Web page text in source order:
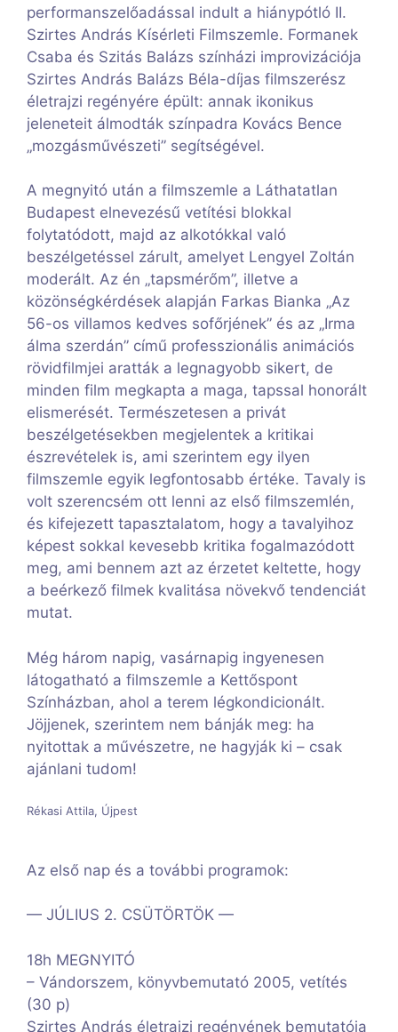
performanszelőadással indult a hiánypótló II.
Szirtes András Kísérleti Filmszemle. Formanek
Csaba és Szitás Balázs színházi improvizációja
Szirtes András Balázs Béla-díjas filmszerész
életrajzi regényére épült: annak ikonikus
jeleneteit álmodták színpadra Kovács Bence
„mozgásművészeti” segítségével.
A megnyitó után a filmszemle a Láthatatlan
Budapest elnevezésű vetítési blokkal
folytatódott, majd az alkotókkal való
beszélgetéssel zárult, amelyet Lengyel Zoltán
moderált. Az én „tapsmérőm”, illetve a
közönségkérdések alapján Farkas Bianka „Az
56-os villamos kedves sofőrjének” és az „Irma
álma szerdán” című professzionális animációs
rövidfilmjei aratták a legnagyobb sikert, de
minden film megkapta a maga, tapssal honorált
elismerését. Természetesen a privát
beszélgetésekben megjelentek a kritikai
észrevételek is, ami szerintem egy ilyen
filmszemle egyik legfontosabb értéke. Tavaly is
volt szerencsém ott lenni az első filmszemlén,
és kifejezett tapasztalatom, hogy a tavalyihoz
képest sokkal kevesebb kritika fogalmazódott
meg, ami bennem azt az érzetet keltette, hogy
a beérkező filmek kvalitása növekvő tendenciát
mutat.
Még három napig, vasárnapig ingyenesen
látogatható a filmszemle a Kettőspont
Színházban, ahol a terem légkondicionált.
Jöjjenek, szerintem nem bánják meg: ha
nyitottak a művészetre, ne hagyják ki – csak
ajánlani tudom!
Rékasi Attila, Újpest
Az első nap és a további programok:
— JÚLIUS 2. CSÜTÖRTÖK —
18h MEGNYITÓ
– Vándorszem, könyvbemutató 2005, vetítés
(30 p)
Szirtes András életrajzi regényének bemutatója